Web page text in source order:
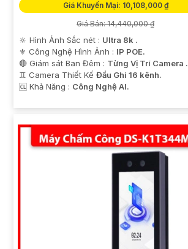
Giá Khuyến Mại: 10,108,000 ₫
Giá Bán: 14,440,000 ₫
🔆 Hình Ảnh Sắc nét : Ultra 8k .
⚜️ Công Nghệ Hình Ảnh : IP POE.
🔴 Giám sát Ban Đêm : Từng Vị Trí Camera .
♊ Camera Thiết Kế Đầu Ghi 16 kênh.
️🆑 Khả Năng : Công Nghệ AI.